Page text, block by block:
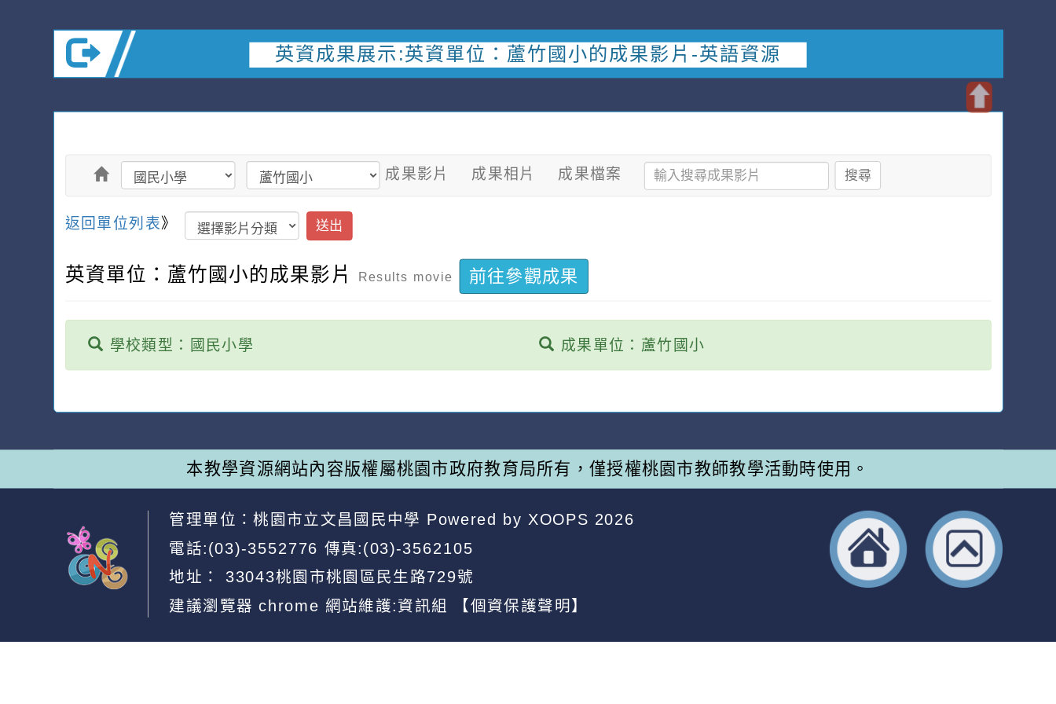
英資成果展示:英資單位：蘆竹國小的成果影片-英語資源
成果影片 成果相片 成果檔案 搜尋
返回單位列表》 送出
英資單位：蘆竹國小的成果影片 Results movie 前往參觀成果
學校類型：國民小學 成果單位：蘆竹國小
本教學資源網站內容版權屬桃園市政府教育局所有，僅授權桃園市教師教學活動時使用。
Neil網站設計
管理單位：桃園市立文昌國民中學 Powered by XOOPS 2026
電話:(03)-3552776 傳真:(03)-3562105
地址： 33043桃園市桃園區民生路729號
建議瀏覽器 chrome 網站維護:資訊組 【個資保護聲明】